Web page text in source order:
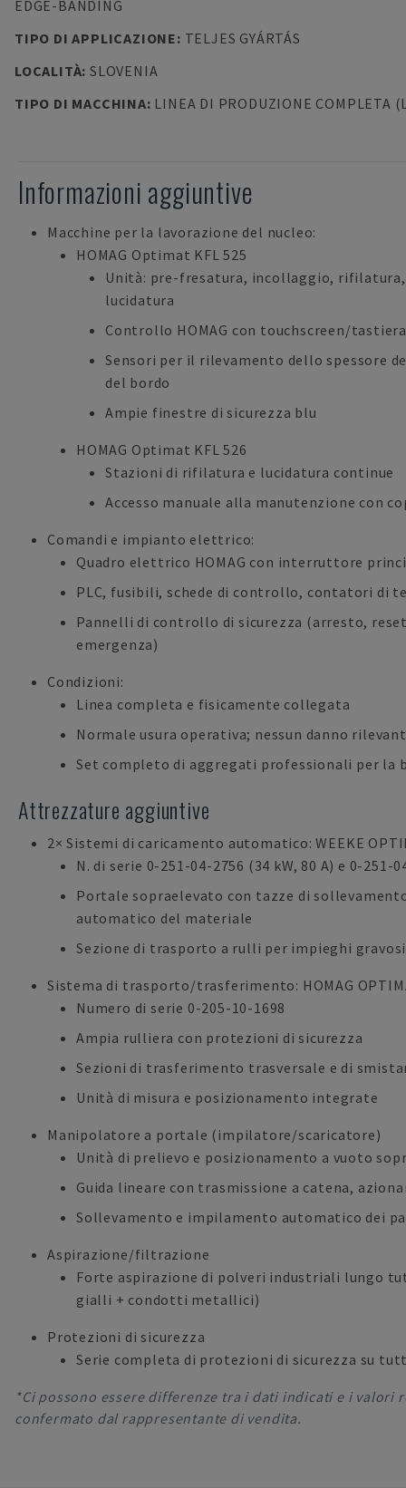
EDGE-BANDING
TIPO DI APPLICAZIONE: TELJES GYÁRTÁS
LOCALITÀ: SLOVENIA
TIPO DI MACCHINA: LINEA DI PRODUZIONE COMPLETA
Informazioni aggiuntive
Macchine per la lavorazione del nucleo:
HOMAG Optimat KFL 525
Unità: pre-fresatura, incollaggio,
lucidatura
Controllo HOMAG con touchscreen/tastiera
Sensori per il rilevamento dello spessore
del bordo
Ampie finestre di sicurezza blu
HOMAG Optimat KFL 526
Stazioni di rifilatura e lucidatura continue
Accesso manuale alla manutenzione con
Comandi e impianto elettrico:
Quadro elettrico HOMAG con interruttore
PLC, fusibili, schede di controllo, contatori di
Pannelli di controllo di sicurezza (arresto,
emergenza)
Condizioni:
Linea completa e fisicamente collegata
Normale usura operativa; nessun danno
Set completo di aggregati professionali per
Attrezzature aggiuntive
2× Sistemi di caricamento automatico: WEEKE
N. di serie 0-251-04-2756 (34 kW, 80 A) e 0-251-
Portale sopraelevato con tazze di
automatico del materiale
Sezione di trasporto a rulli per impieghi gravosi
Sistema di trasporto/trasferimento: HOMAG
Numero di serie 0-205-10-1698
Ampia rulliera con protezioni di sicurezza
Sezioni di trasferimento trasversale e di
Unità di misura e posizionamento integrate
Manipolatore a portale (impilatore/scaricatore)
Unità di prelievo e posizionamento a vuoto
Guida lineare con trasmissione a catena,
Sollevamento e impilamento automatico dei
Aspirazione/filtrazione
Forte aspirazione di polveri industriali lungo
gialli + condotti metallici)
Protezioni di sicurezza
Serie completa di protezioni di sicurezza su
*Ci possono essere differenze tra i dati indicati e i valori
confermato dal rappresentante di vendita.